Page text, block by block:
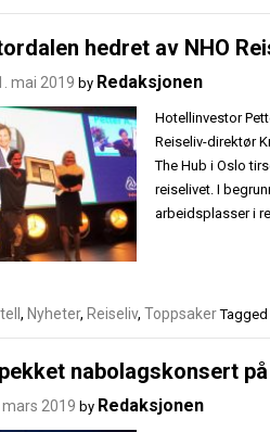
hedret av NHO
mai 2019 by Redaksjonen
Hotellinvestor
Reiseliv-direktør
The Hub i Oslo
reiselivet. I
arbeidsplasser i
, Nyheter, Reiseliv, Toppsaker Tagged
nabolagskonsert
mars 2019 by Redaksjonen